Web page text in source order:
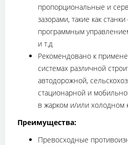
пропорциональные и
зазорами, такие как
программным
и т.д
Рекомендовано к
системах различной
автодорожной,
стационарной и
в жарком и/или холодном
Преимущества:
Превосходные